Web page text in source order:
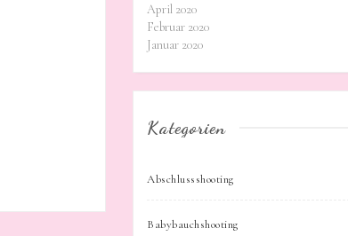
April 2020
Februar 2020
Januar 2020
Kategorien
Abschlussshooting
Babybauchshooting